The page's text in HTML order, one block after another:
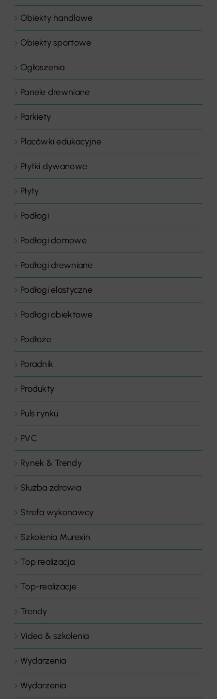
Obiekty handlowe
Obiekty sportowe
Ogłoszenia
Panele drewniane
Parkiety
Placówki edukacyjne
Płytki dywanowe
Płyty
Podłogi
Podłogi domowe
Podłogi drewniane
Podłogi elastyczne
Podłogi obiektowe
Podłoże
Poradnik
Produkty
Puls rynku
PVC
Rynek & Trendy
Służba zdrowia
Strefa wykonawcy
Szkolenia Murexin
Top realizacja
Top-realizacje
Trendy
Video & szkolenia
Wydarzenia
Wydarzenia